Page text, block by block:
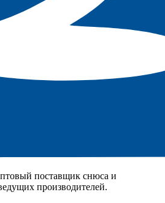
поставщик снюса и
производителей.